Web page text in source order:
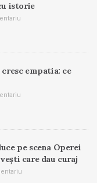
istorie
empatia: ce
pe scena Operei
care dau curaj